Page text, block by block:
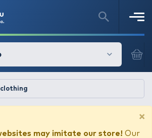
×
may imitate our store! Our